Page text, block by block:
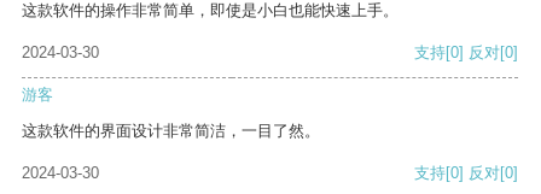
这款软件的操作非常简单，即使是小白也能快速上手。
2024-03-30 支持[0] 反对[0]
游客
这款软件的界面设计非常简洁，一目了然。
2024-03-30 支持[0] 反对[0]